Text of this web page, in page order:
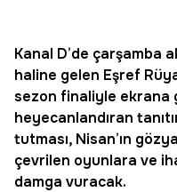
Kanal D’de çarşamba
haline gelen Eşref
sezon finaliyle ekrana
heyecanlandıran
tutması, Nisan’ın
çevrilen oyunlara ve
damga vuracak.